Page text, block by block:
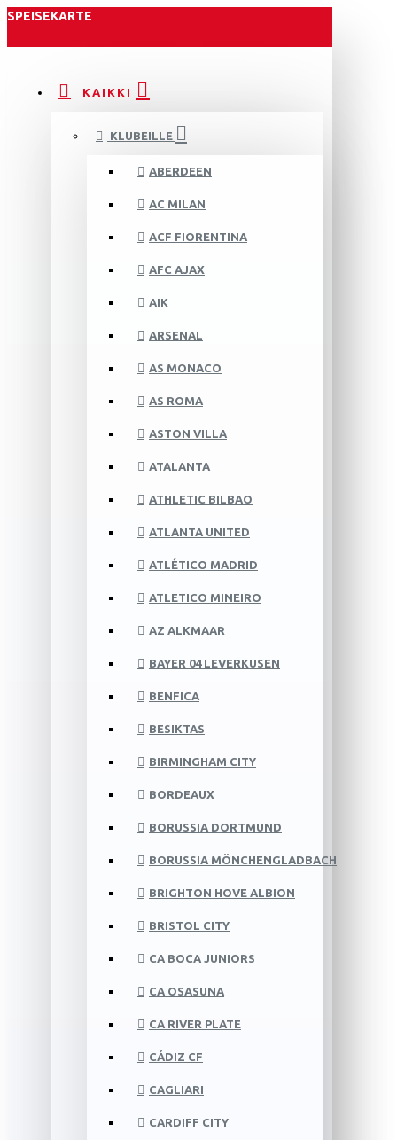
SPEISEKARTE
KAIKKI
KLUBEILLE
ABERDEEN
AC MILAN
ACF FIORENTINA
AFC AJAX
AIK
ARSENAL
AS MONACO
AS ROMA
ASTON VILLA
ATALANTA
ATHLETIC BILBAO
ATLANTA UNITED
ATLÉTICO MADRID
ATLETICO MINEIRO
AZ ALKMAAR
BAYER 04 LEVERKUSEN
BENFICA
BESIKTAS
BIRMINGHAM CITY
BORDEAUX
BORUSSIA DORTMUND
BORUSSIA MÖNCHENGLADBACH
BRIGHTON HOVE ALBION
BRISTOL CITY
CA BOCA JUNIORS
CA OSASUNA
CA RIVER PLATE
CÁDIZ CF
CAGLIARI
CARDIFF CITY